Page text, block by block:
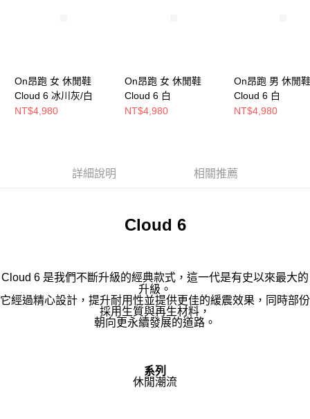
On昂跑 女 休閒鞋
Cloud 6 冰川灰/白
NT$4,980
On昂跑 女 休閒鞋
Cloud 6 白
NT$4,980
On昂跑 男 休閒鞋
Cloud 6 白
NT$4,980
詳細說明 相關推薦
Cloud 6
Cloud 6 是我們不斷升級的經典款式，這一代是有史以來最大的
升級。
它經過精心設計，提升耐用性並提供更佳的緩震效果，同時部份
採用生質與再生材料，
朝向更永續發展的道路。
系列
休閒潮流